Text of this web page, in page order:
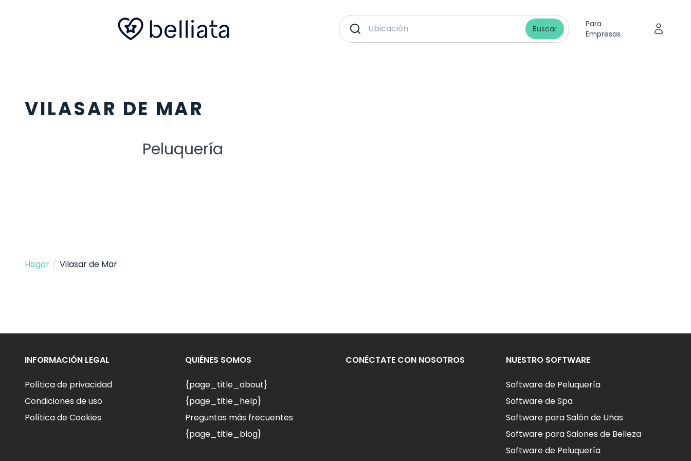
Buscar
Para
Empresas
VILASAR DE MAR
Peluquería
Hogar / Vilasar de Mar
INFORMACIÓN LEGAL
Política de privacidad
Condiciones de uso
Política de Cookies
QUIÉNES SOMOS
{page_title_about}
{page_title_help}
Preguntas más frecuentes
{page_title_blog}
CONÉCTATE CON NOSOTROS NUESTRO SOFTWARE
Software de Peluquería
Software de Spa
Software para Salón de Uñas
Software para Salones de Belleza
Software de Peluquería